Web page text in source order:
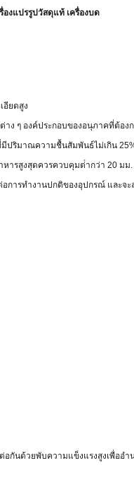
องแปรรูปวัสดุแท้ เครื่องบด
อียดสูง
าง ๆ องค์ประกอบของอนุภาคที่ต้
ปริมาณความชื้นสัมพันธ์ไม่เกิน
หารสูงสุดควรควบคุมต่ํากว่า 20 มม.
การทํางานปกติของอุปกรณ์ และจ
อกันด้วยพับความแข็งแรงสูงเพื่อ